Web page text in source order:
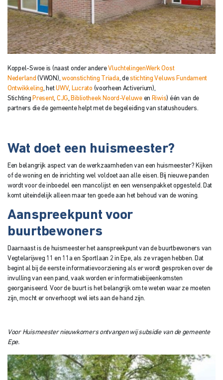
Koppel-Swoe is (naast onder andere VluchtelingenWerk Oost
Nederland (VWON),woonstichting Triada, destichting Veluws Fundament
Ontwikkeling, hetUWV, Lucrato (voorheen Activerium),
Stichting Present, CJG, Bibliotheek Noord-Veluween Riwis) één van de
partners die de gemeente helpt met de begeleiding van statushouders.
Wat doet een huismeester?
Een belangrijk aspect van de werkzaamheden van een huismeester? Kijken
of de woning en de inrichting wel voldoet aan alle eisen. Bij nieuwe panden
wordt voor de inboedel een mancolijst en een wensenpakket opgesteld. Dat
komt uiteindelijk alleen maar ten goede aan het behoud van de woning.
Aanspreekpunt voor
buurtbewoners
Daarnaast is de huismeester het aanspreekpunt van de buurtbewoners van
Vegtelarijweg 11 en 11a en Sportlaan 2 in Epe, als ze vragen hebben. Dat
begint al bij de eerste informatievoorziening als er wordt gesproken over de
invulling van een pand, vaak worden er informatiebijeenkomsten
georganiseerd. Voor de buurt is het belangrijk om te weten waar ze moeten
zijn, mocht er onverhoopt wel iets aan de hand zijn.
Voor Huismeester nieuwkomers ontvangen wij subsidie van de gemeente
Epe.